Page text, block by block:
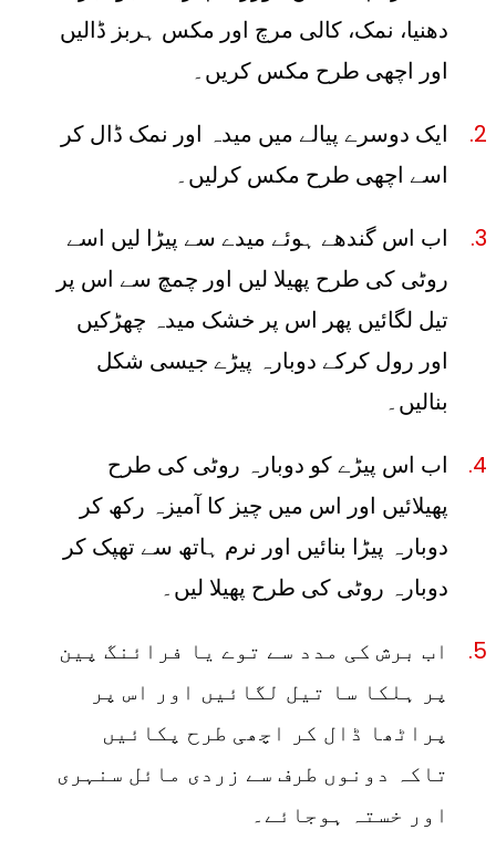
دھنیا، نمک، کالی مرچ اور مکس ہربز ڈالیں
اور اچھی طرح مکس کریں۔
ایک دوسرے پیالے میں میدہ اور نمک ڈال کر
اسے اچھی طرح مکس کرلیں۔
اب اس گندھے ہوئے میدے سے پیڑا لیں اسے
روٹی کی طرح پھیلا لیں اور چمچ سے اس پر
تیل لگائیں پھر اس پر خشک میدہ چھڑکیں
اور رول کرکے دوبارہ پیڑے جیسی شکل
بنالیں۔
اب اس پیڑے کو دوبارہ روٹی کی طرح
پھیلائیں اور اس میں چیز کا آمیزہ رکھ کر
دوبارہ پیڑا بنائیں اور نرم ہاتھ سے تھپک کر
دوبارہ روٹی کی طرح پھیلا لیں۔
اب برش کی مدد سے توے یا فرائنگ پین
پر ہلکا سا تیل لگائیں اور اس پر
پراٹھا ڈال کر اچھی طرح پکائیں
تاکہ دونوں طرف سے زردی مائل سنہری
اور خستہ ہوجائے۔